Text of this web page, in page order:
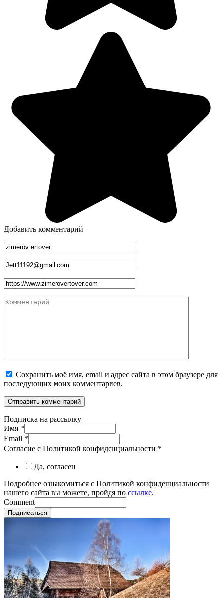
Добавить комментарий
Имя
*
Email
*
Сайт
Комментарий
Сохранить моё имя, email и адрес сайта в этом браузере для
последующих моих комментариев.
Подписка на рассылку
Имя *
Email *
Согласие с Политикой конфиденциальности *
Да, согласен
Подробнее ознакомиться с Политикой конфиденциальности
нашего сайта вы можете, пройдя по ссылке.
Comment
Подписаться